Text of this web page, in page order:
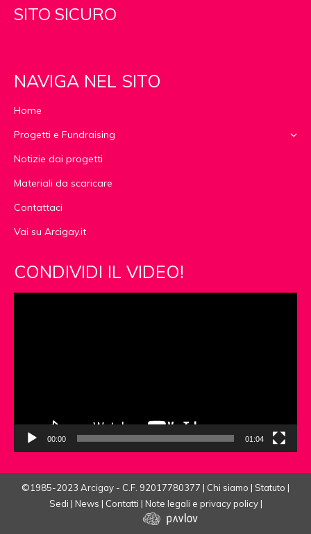
SITO SICURO
NAVIGA NEL SITO
Home
Progetti e Fundraising
Notizie dai progetti
Materiali da scaricare
Contattaci
Vai su Arcigay.it
CONDIVIDI IL VIDEO!
00:00 01:04
©1985-2023 Arcigay - C.F. 92017780377 | Chi siamo | Statuto |
Sedi | News | Contatti | Note legali e privacy policy|